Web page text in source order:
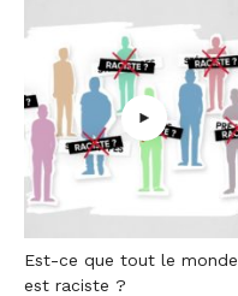
Est-ce que tout le monde
est raciste ?